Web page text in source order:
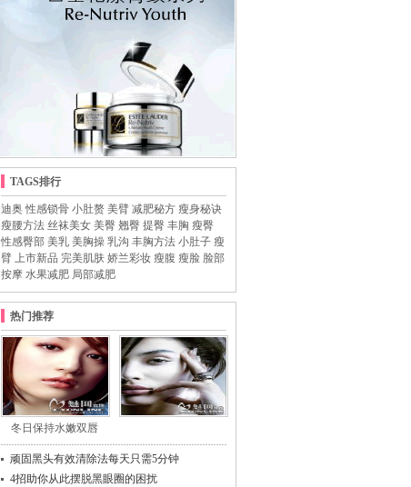
TAGS排行
迪奥 性感锁骨 小肚赘 美臂 减肥秘方 瘦身秘诀
瘦腰方法 丝袜美女 美臀 翘臀 提臀 丰胸 瘦臀
性感臀部 美乳 美胸操 乳沟 丰胸方法 小肚子 瘦
臂 上市新品 完美肌肤 娇兰彩妆 瘦腹 瘦脸 脸部
按摩 水果减肥 局部减肥
热门推荐
冬日保持水嫩双唇
顽固黑头有效清除法每天只需5分钟
4招助你从此摆脱黑眼圈的困扰